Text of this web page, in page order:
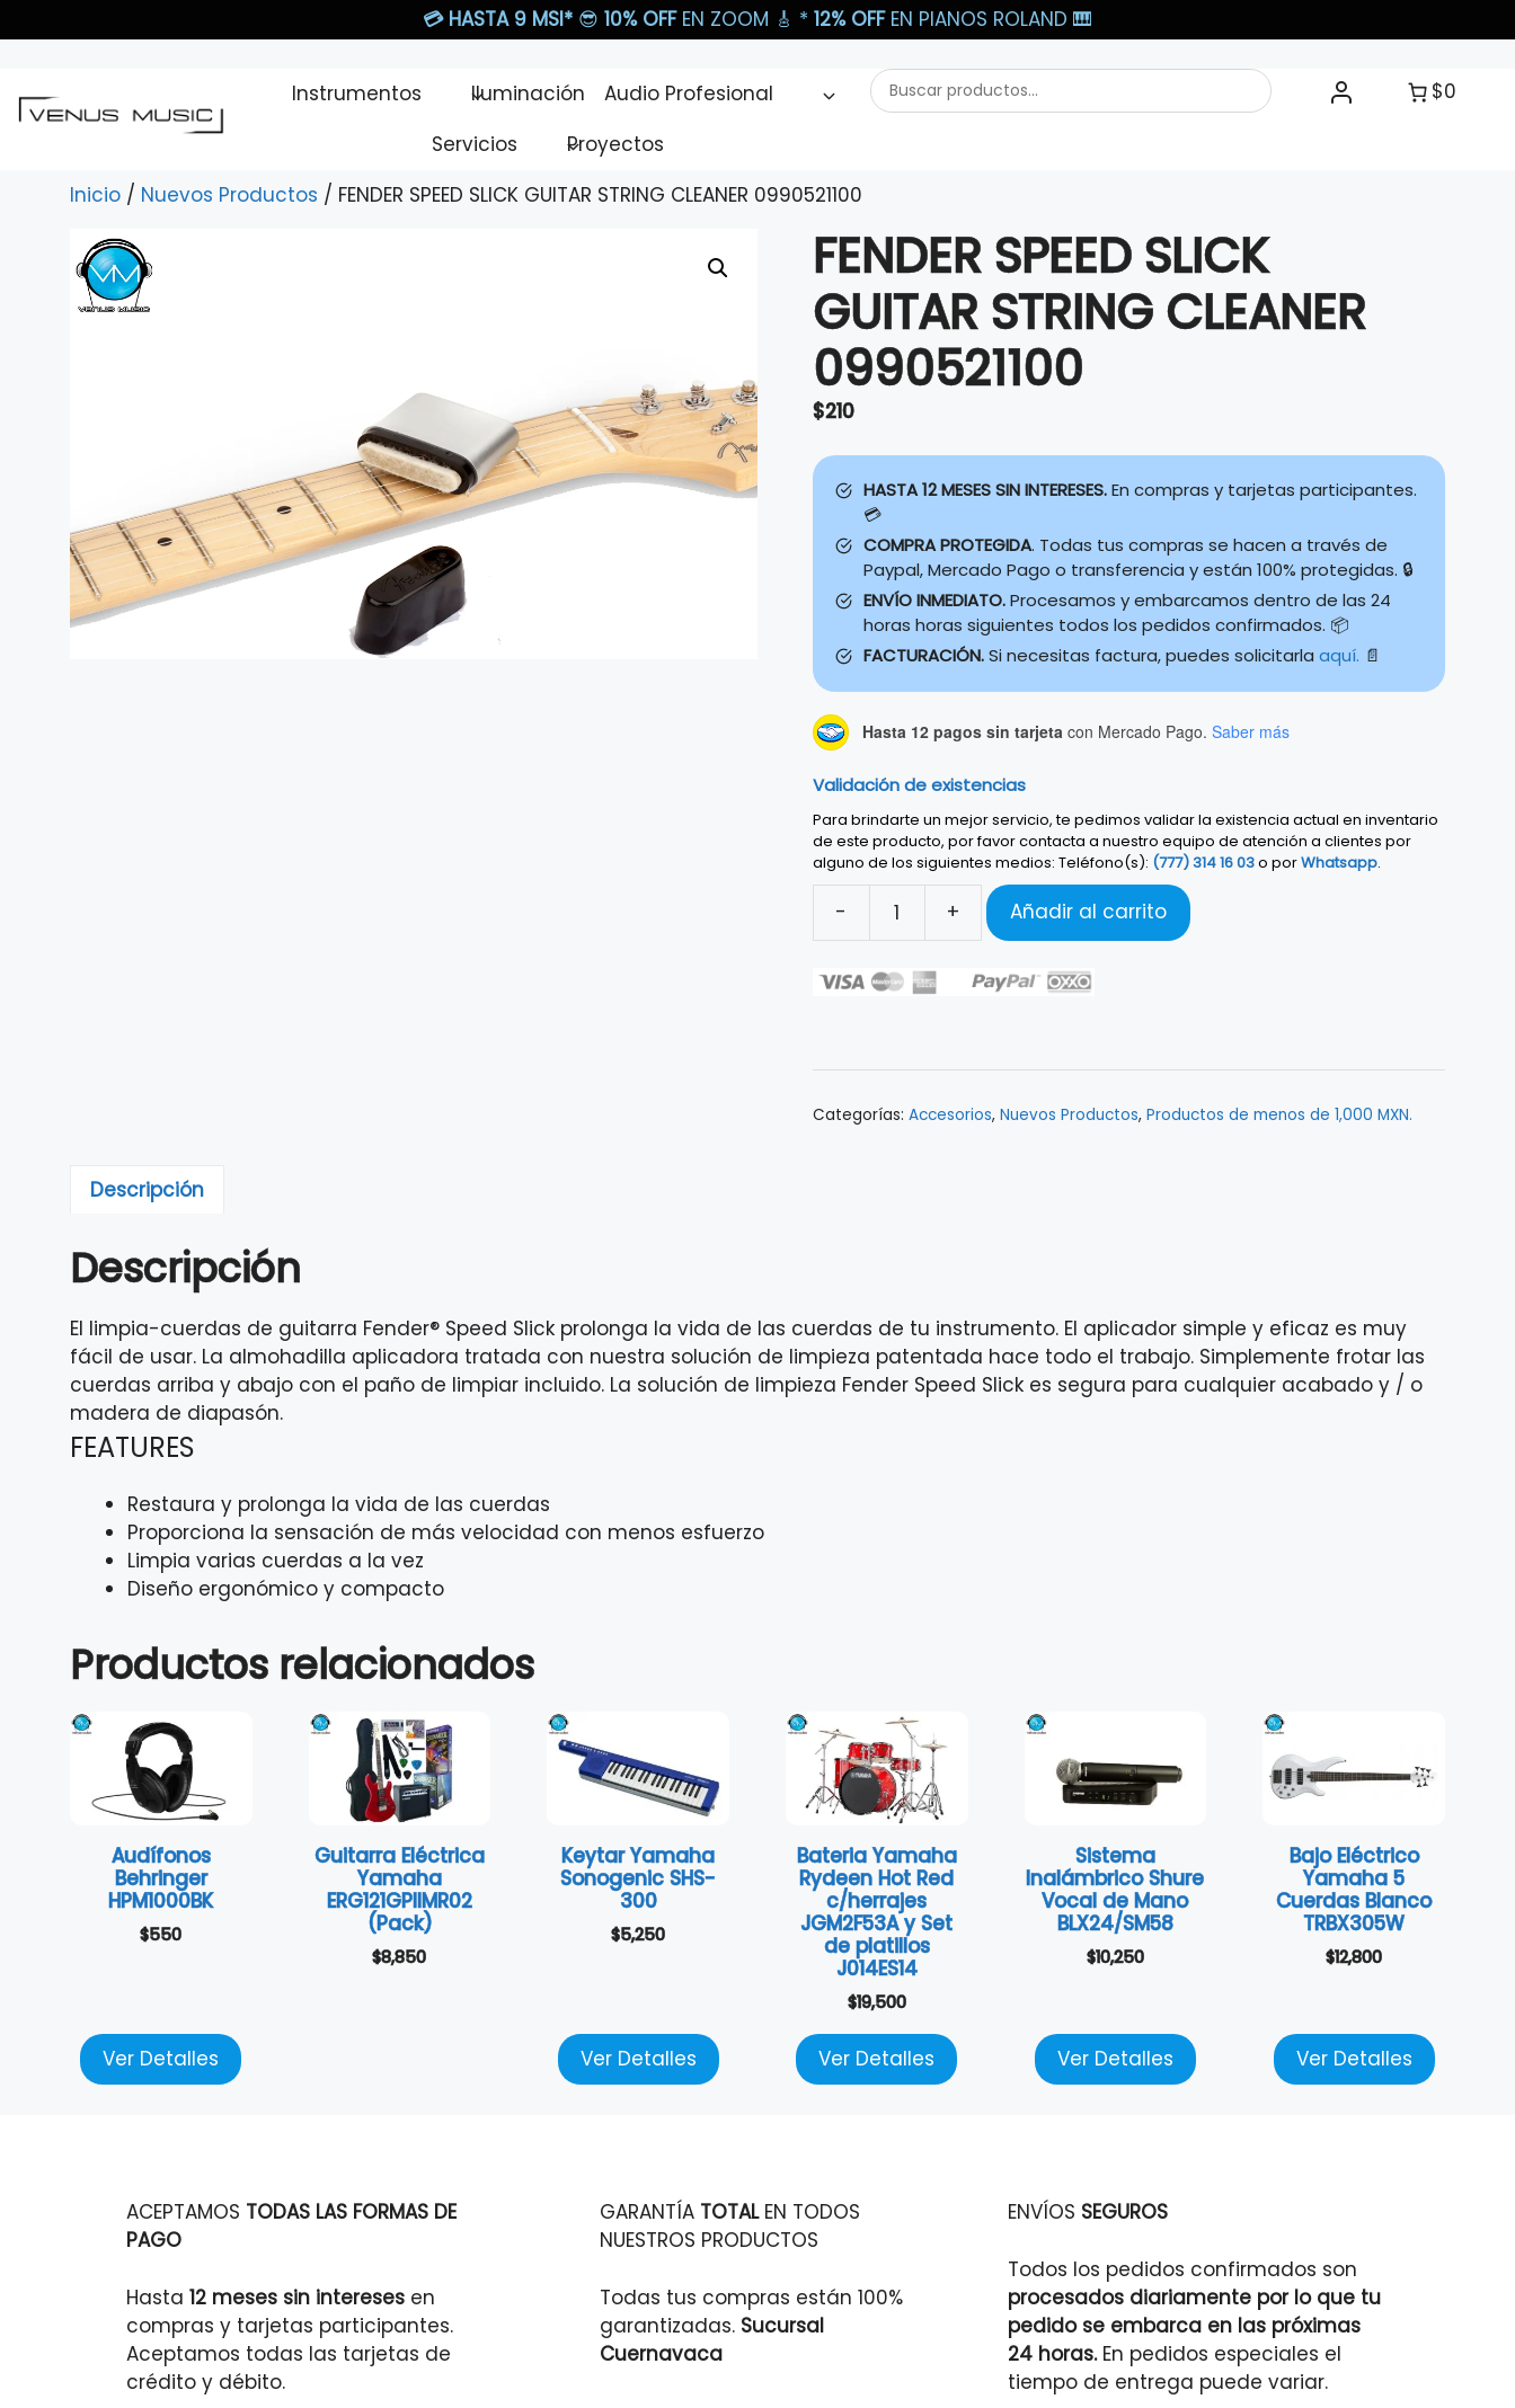
al
💳 HASTA 9 MSI* 😎 10% OFF EN ZOOM 🎸​ * 12% OFFEN PIANOS ROLAND 🎹​
Instrumentos Iluminación
Audio Profesional
Servicios
Proyectos
Buscar
productos...
$0
Inicio / Nuevos Productos / FENDER SPEED SLICK GUITAR STRING CLEANER 0990521100
FENDER SPEED SLICK
GUITAR STRING CLEANER
0990521100
$210
HASTA 12 MESES SIN INTERESES.En compras y tarjetas participantes.
💳
COMPRA PROTEGIDA. Todas tus compras se hacen a través de
Paypal, Mercado Pago o transferencia y están 100% protegidas. 🔒
ENVÍO INMEDIATO.Procesamos y embarcamos dentro de las 24
horas horas siguientes todos los pedidos confirmados. 📦
FACTURACIÓN.Si necesitas factura, puedes solicitarla aquí. 📄
Hasta 12 pagos sin tarjetacon Mercado Pago. Saber más
Validación de existencias
Para brindarte un mejor servicio, te pedimos validar la existencia actual en inventario
de este producto, por favor contacta a nuestro equipo de atención a clientes por
alguno de los siguientes medios: Teléfono(s): (777) 314 16 03o porWhatsapp.
-
SLICK
CLEANER
cantidad
+ Añadir al carrito
Categorías: Accesorios, Nuevos Productos, Productos de menos de 1,000 MXN.
Descripción
Descripción
El limpia-cuerdas de guitarra Fender® Speed Slick prolonga la vida de las cuerdas de tu instrumento. El aplicador simple y eficaz es muy
fácil de usar. La almohadilla aplicadora tratada con nuestra solución de limpieza patentada hace todo el trabajo. Simplemente frotar las
cuerdas arriba y abajo con el paño de limpiar incluido. La solución de limpieza Fender Speed Slick es segura para cualquier acabado y / o
madera de diapasón.
FEATURES
Restaura y prolonga la vida de las cuerdas
Proporciona la sensación de más velocidad con menos esfuerzo
Limpia varias cuerdas a la vez
Diseño ergonómico y compacto
Productos relacionados
Audífonos
Behringer
HPM1000BK
$550
Ver Detalles
Guitarra Eléctrica
Yamaha
ERG121GPIIMR02
(Pack)
$8,850
Keytar Yamaha
Sonogenic SHS-
300
$5,250
Ver Detalles
Bateria Yamaha
Rydeen Hot Red
c/herrajes
JGM2F53A y Set
de platillos
J014ES14
$19,500
Ver Detalles
Sistema
Inalámbrico Shure
Vocal de Mano
BLX24/SM58
$10,250
Ver Detalles
Bajo Eléctrico
Yamaha 5
Cuerdas Blanco
TRBX305W
$12,800
Ver Detalles
ACEPTAMOS TODAS LAS FORMAS DE
PAGO
Hasta 12 meses sin intereses en
compras y tarjetas participantes.
Aceptamos todas las tarjetas de
crédito y débito.
GARANTÍA TOTALEN TODOS
NUESTROS PRODUCTOS
Todas tus compras están 100%
garantizadas. Sucursal
Cuernavaca
ENVÍOS SEGUROS
Todos los pedidos confirmados son
procesados diariamente por lo que tu
pedido se embarca en las próximas
24 horas.En pedidos especiales el
tiempo de entrega puede variar.